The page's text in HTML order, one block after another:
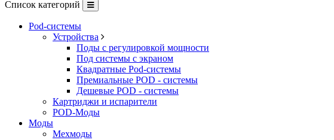
Список категорий
Pod-системы
Устройства
Поды с регулировкой мощности
Под системы с экраном
Квадратные Pod-системы
Премиальные POD - системы
Дешевые POD - системы
Картриджи и испарители
POD-Моды
Моды
Мехмоды